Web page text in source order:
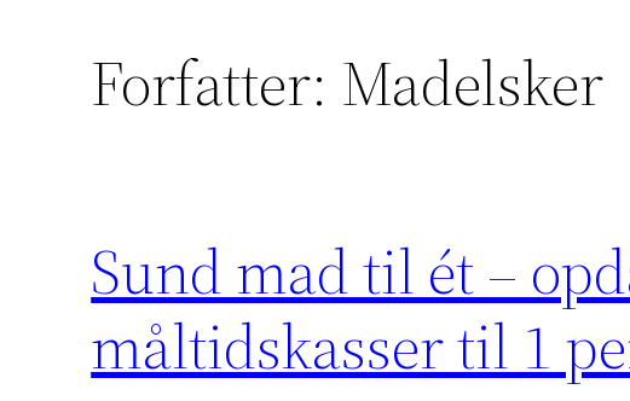
Forfatter: Madelsker
Sund mad til ét –
måltidskasser til 1